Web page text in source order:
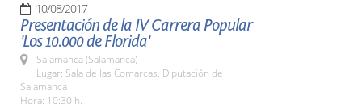
10/08/2017
Presentación de la IV Carrera Popular
'Los 10.000 de Florida'
Salamanca (Salamanca)
Lugar: Sala de las Comarcas. Diputación de
Salamanca
Hora: 10:30 h.